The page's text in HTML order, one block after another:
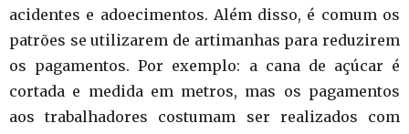
acidentes e adoecimentos. Além disso, é comum os
patrões se utilizarem de artimanhas para reduzirem
os pagamentos. Por exemplo: a cana de açúcar é
cortada e medida em metros, mas os pagamentos
aos trabalhadores costumam ser realizados com